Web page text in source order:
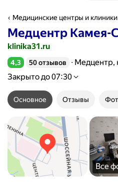
Медицинские центры и
Медцентр Камея-
Информация об
klinika31.ru
Рейтинг 4,3 из 5
4,3 50 отзывов
Медцентр,
Закрыто до 07:30
Основное Отзывы
Все